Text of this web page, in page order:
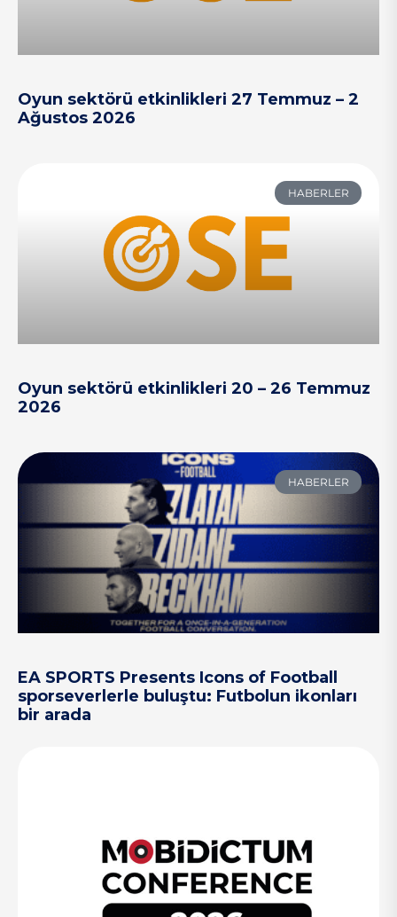
Oyun sektörü etkinlikleri 27 Temmuz – 2
Ağustos 2026
HABERLER
Oyun sektörü etkinlikleri 20 – 26 Temmuz
2026
HABERLER
EA SPORTS Presents Icons of Football
sporseverlerle buluştu: Futbolun ikonları
bir arada